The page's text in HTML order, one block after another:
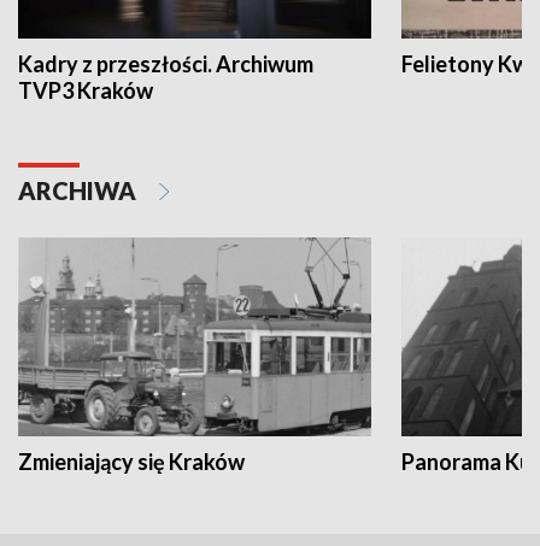
Kadry z przeszłości. Archiwum
TVP3 Kraków
Felietony
ARCHIWA
Zmieniający się Kraków Panorama